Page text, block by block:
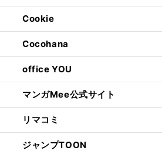
Cookie
Cocohana
office YOU
マンガMee公式サイト
リマコミ
ジャンプTOON